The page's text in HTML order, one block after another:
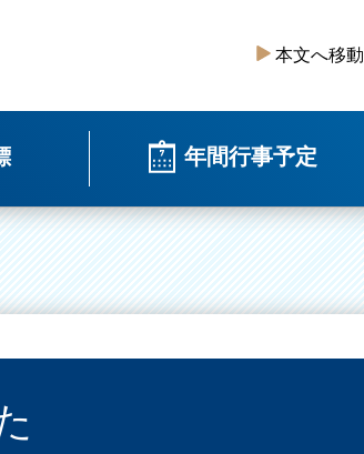
本文へ移動
年間行事予定